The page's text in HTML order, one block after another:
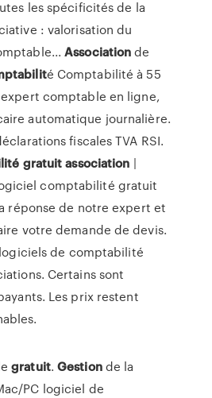
les spécificités de la
: valorisation du
Associationde
é Comptabilité à 55
comptable en ligne,
automatique journalière.
fiscales TVA RSI.
gratuit association |
comptabilité gratuit
réponse de notre expert et
votre demande de devis.
de comptabilité
Certains sont
Les prix restent
gratuit.Gestionde la
PC logiciel de